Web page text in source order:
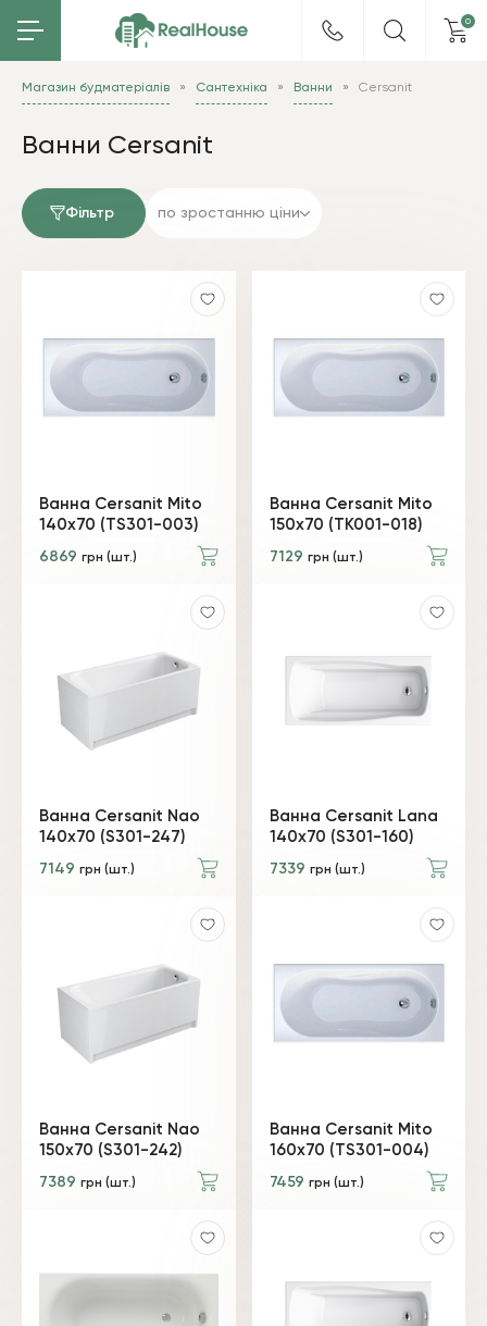
0
Магазин будматеріалів Сантехніка Ванни Cersanit
Ванни Cersanit
Фільтр по зростанню ціни
Ванна Cersanit Mito
140x70 (TS301-003)
6869 грн (шт.)
Ванна Cersanit Mito
150x70 (TK001-018)
7129 грн (шт.)
Ванна Cersanit Nao
140x70 (S301-247)
7149 грн (шт.)
Ванна Cersanit Lana
140х70 (S301-160)
7339 грн (шт.)
Ванна Cersanit Nao
150x70 (S301-242)
7389 грн (шт.)
Ванна Cersanit Mito
160x70 (TS301-004)
7459 грн (шт.)